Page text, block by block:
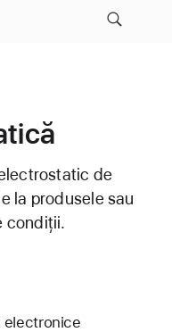
de
la produsele sau
condiții.
electronice